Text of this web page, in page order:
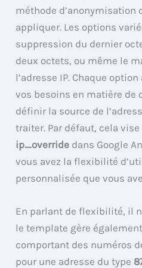
méthode d’anonymisation
appliquer. Les options
suppression du dernier
deux octets, ou même le
l’adresse IP. Chaque
vos besoins en matière de
définir la source de
traiter. Par défaut, cela
ip_override dans Google
vous avez la flexibilité
personnalisée que vous
En parlant de flexibilité, il
le template gère
comportant des numéros
pour une adresse du type